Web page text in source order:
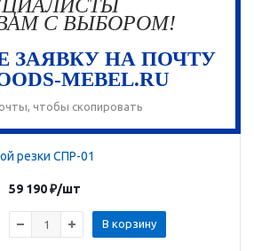
С ВЫБОРОМ!
ЗАЯВКУ НА ПОЧТУ
MEBEL.RU
чтобы скопировать
резки СПР-01
59 190₽/шт
В корзину